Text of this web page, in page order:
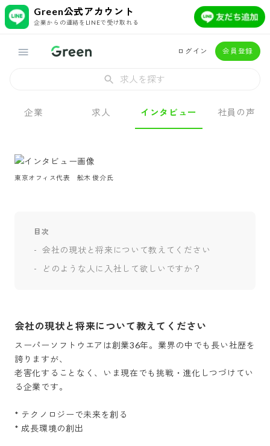
Green公式アカウント
企業からの連絡をLINEで受け取れる
ログイン 会員登録
求人を探す
企業 求人 インタビュー 社員の声
東京オフィス代表　舩木 俊介氏
目次
会社の現状と将来について教えてください
どのような人に入社して欲しいですか？
会社の現状と将来について教えてください
スーパーソフトウエアは創業36年。業界の中でも長い社歴を
誇りますが、
老害化することなく、いま現在でも挑戦・進化しつづけてい
る企業です。
* テクノロジーで未来を創る
* 成長環境の創出